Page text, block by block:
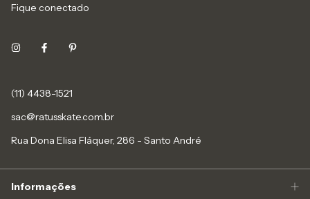
Fique conectado
(11) 4438-1521
sac@ratusskate.com.br
Rua Dona Elisa Fláquer, 286 - Santo André
Informações